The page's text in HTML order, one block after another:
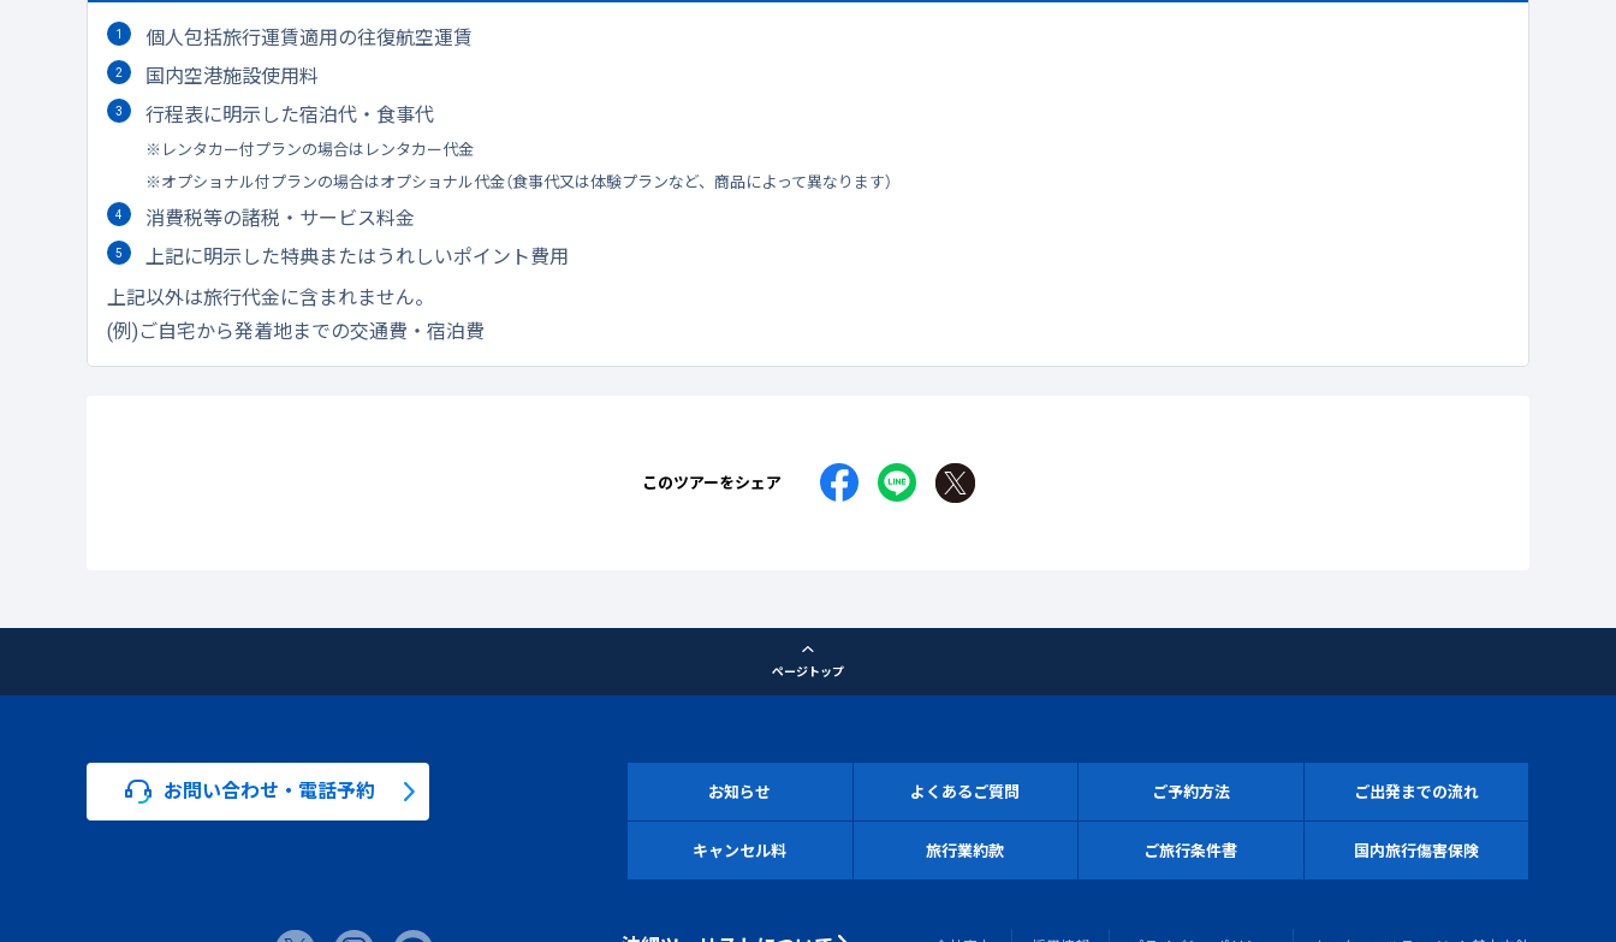
個人包括旅行運賃適用の往復航空運賃
国内空港施設使用料
行程表に明示した宿泊代・食事代
レンタカー付プランの場合はレンタカー代金
オプショナル付プランの場合はオプショナル代金（食事代又は体験プランなど、商品によって異なります）
消費税等の諸税・サービス料金
上記に明示した特典またはうれしいポイント費用
上記以外は旅行代金に含まれません。
(例)ご自宅から発着地までの交通費・宿泊費
このツアーをシェア
ページトップ
お問い合わせ・電話予約 お知らせ よくあるご質問 ご予約方法 ご出発までの流れ
キャンセル料 旅行業約款 ご旅行条件書 国内旅行傷害保険